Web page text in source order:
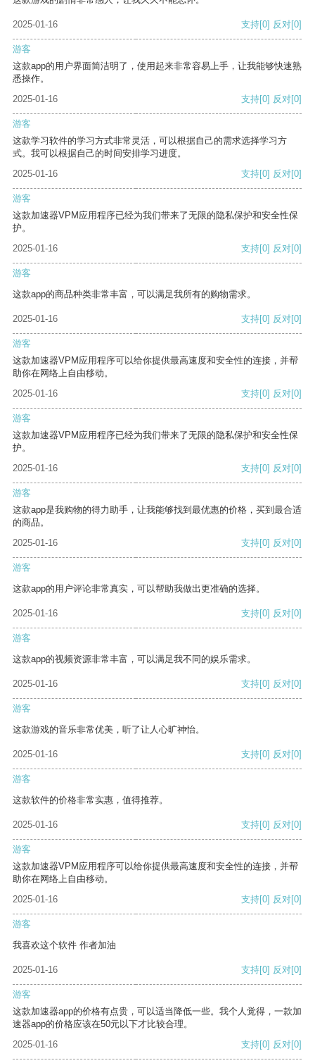
2025-01-16 支持[0] 反对[0]
游客
这款app的用户界面简洁明了，使用起来非常容易上手，让我能够快速熟
悉操作。
2025-01-16
支持[0] 反对[0]
游客
这款学习软件的学习方式非常灵活，可以根据自己的需求选择学习方
式。我可以根据自己的时间安排学习进度。
2025-01-16
支持[0] 反对[0]
游客
这款加速器VPM应用程序已经为我们带来了无限的隐私保护和安全性保
护。
2025-01-16
支持[0] 反对[0]
游客
这款app的商品种类非常丰富，可以满足我所有的购物需求。
2025-01-16 支持[0] 反对[0]
游客
这款加速器VPM应用程序可以给你提供最高速度和安全性的连接，并帮
助你在网络上自由移动。
2025-01-16
支持[0] 反对[0]
游客
这款加速器VPM应用程序已经为我们带来了无限的隐私保护和安全性保
护。
2025-01-16
支持[0] 反对[0]
游客
这款app是我购物的得力助手，让我能够找到最优惠的价格，买到最合适
的商品。
2025-01-16
支持[0] 反对[0]
游客
这款app的用户评论非常真实，可以帮助我做出更准确的选择。
2025-01-16 支持[0] 反对[0]
游客
这款app的视频资源非常丰富，可以满足我不同的娱乐需求。
2025-01-16 支持[0] 反对[0]
游客
这款游戏的音乐非常优美，听了让人心旷神怡。
2025-01-16 支持[0] 反对[0]
游客
这款软件的价格非常实惠，值得推荐。
2025-01-16 支持[0] 反对[0]
游客
这款加速器VPM应用程序可以给你提供最高速度和安全性的连接，并帮
助你在网络上自由移动。
2025-01-16
支持[0] 反对[0]
游客
我喜欢这个软件 作者加油
2025-01-16 支持[0] 反对[0]
游客
这款加速器app的价格有点贵，可以适当降低一些。我个人觉得，一款加
速器app的价格应该在50元以下才比较合理。
2025-01-16
支持[0] 反对[0]